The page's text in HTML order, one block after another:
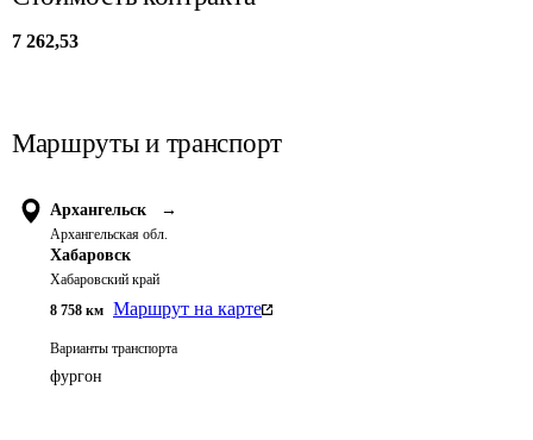
7 262,53
Маршруты и транспорт
Архангельск →
Архангельская обл.
Хабаровск
Хабаровский край
8 758 км Маршрут на карте
Варианты транспорта
фургон